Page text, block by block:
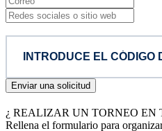
Enviar una solicitud
¿ REALIZAR UN TORNEO EN
Rellena el formulario para